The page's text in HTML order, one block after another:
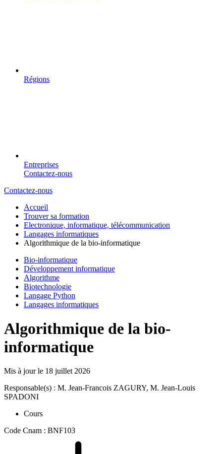
Régions
Entreprises
Contactez-nous
Contactez-nous
Accueil
Trouver sa formation
Electronique, informatique, télécommunication
Langages informatiques
Algorithmique de la bio-informatique
Bio-informatique
Développement informatique
Algorithme
Biotechnologie
Langage Python
Langages informatiques
Algorithmique de la bio-
informatique
Mis à jour le 18 juillet 2026
Responsable(s) : M. Jean-Francois ZAGURY, M. Jean-Louis
SPADONI
Cours
Code Cnam : BNF103